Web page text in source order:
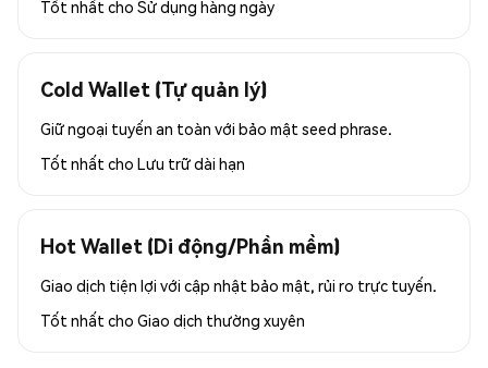
Tốt nhất cho Sử dụng hàng ngày
Cold Wallet (Tự quản lý)
Giữ ngoại tuyến an toàn với bảo mật seed phrase.
Tốt nhất cho Lưu trữ dài hạn
Hot Wallet (Di động/Phần mềm)
Giao dịch tiện lợi với cập nhật bảo mật, rủi ro trực tuyến.
Tốt nhất cho Giao dịch thường xuyên